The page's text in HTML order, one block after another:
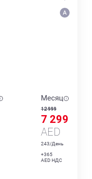
Месяц
12 999
7 299
AED
243/День
+365
AED НДС